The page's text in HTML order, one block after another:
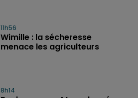
11h56
Wimille : la sécheresse
menace les agriculteurs
8h14